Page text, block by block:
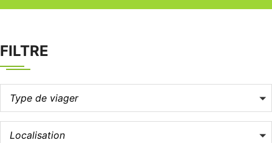
FILTRE
Type de viager
Localisation